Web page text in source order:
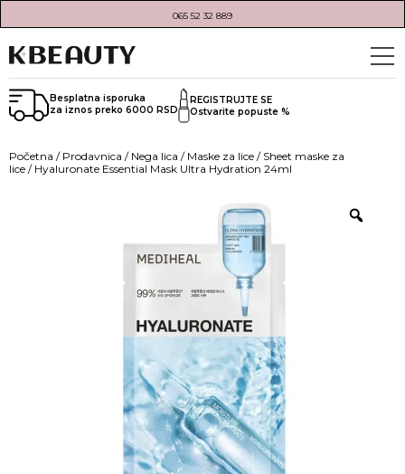
065 52 32 889
Besplatna isporuka
za iznos preko 6000 RSD
REGISTRUJTE SE
Ostvarite popuste %
Početna / Prodavnica / Nega lica / Maske za lice / Sheet maske za
lice / Hyaluronate Essential Mask Ultra Hydration 24ml